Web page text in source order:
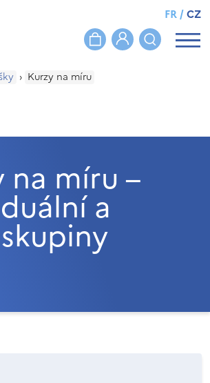
FR/CZ
› Kurzy na míru
na míru –
a